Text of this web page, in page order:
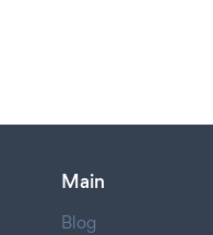
Main
Blog